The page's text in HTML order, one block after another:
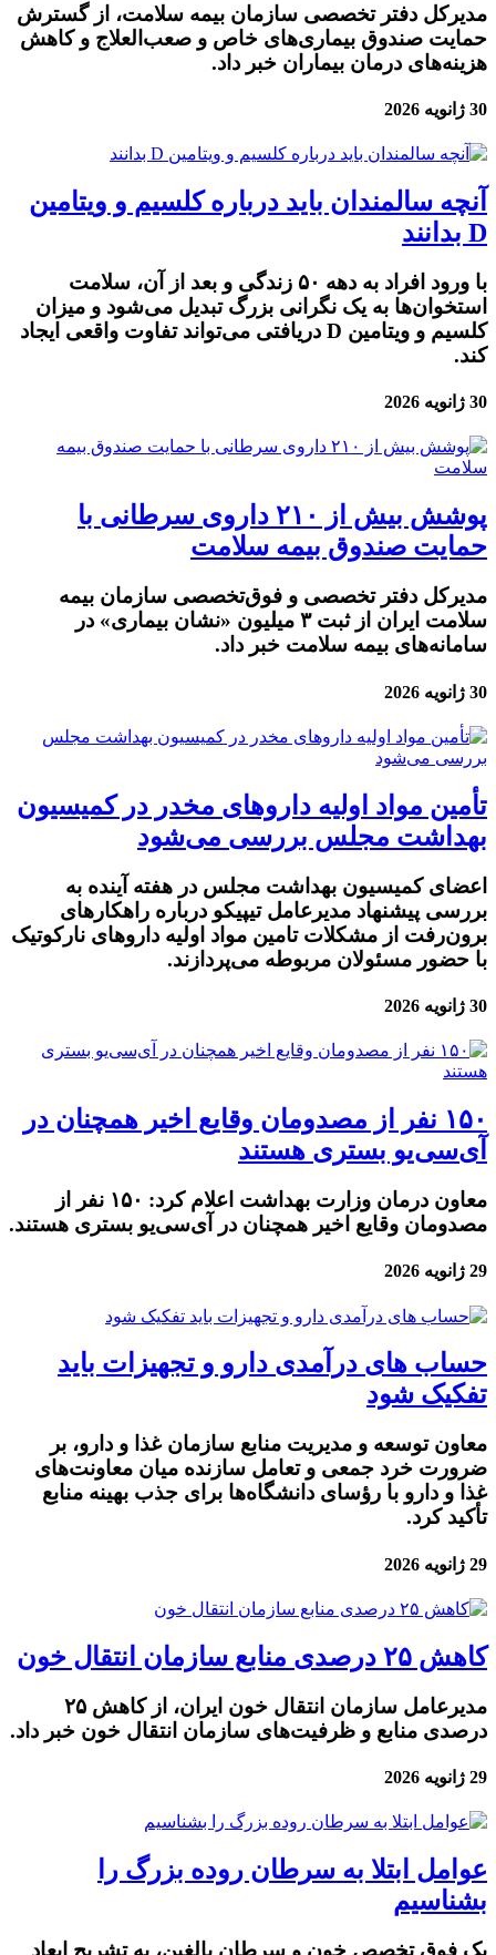
مدیرکل دفتر تخصصی سازمان بیمه سلامت، از گسترش
حمایت صندوق بیماری‌های خاص و صعب‌العلاج و کاهش
هزینه‌های درمان بیماران خبر داد.
30 ژانویه 2026
آنچه سالمندان باید درباره کلسیم و ویتامین
D بدانند
با ورود افراد به دهه ۵۰ زندگی و بعد از آن، سلامت
استخوان‌ها به یک نگرانی بزرگ تبدیل می‌شود و میزان
کلسیم و ویتامین D دریافتی می‌تواند تفاوت واقعی ایجاد
کند.
30 ژانویه 2026
پوشش بیش از ۲۱۰ داروی سرطانی با
حمایت صندوق بیمه سلامت
مدیرکل دفتر تخصصی و فوق‌تخصصی سازمان بیمه
سلامت ایران از ثبت ۳ میلیون «نشان بیماری» در
سامانه‌های بیمه سلامت خبر داد.
30 ژانویه 2026
تأمین مواد اولیه داروهای مخدر در کمیسیون
بهداشت مجلس بررسی می‌شود
اعضای کمیسیون بهداشت مجلس در هفته آینده به
بررسی پیشنهاد مدیرعامل تیپیکو درباره راهکارهای
برون‌رفت از مشکلات تامین مواد اولیه داروهای نارکوتیک
با حضور مسئولان مربوطه می‌پردازند.
30 ژانویه 2026
۱۵۰ نفر از مصدومان وقایع اخیر همچنان در
آی‌سی‌یو بستری هستند
معاون درمان وزارت بهداشت اعلام کرد: ۱۵۰ نفر از
مصدومان وقایع اخیر همچنان در آی‌سی‌یو بستری هستند.
29 ژانویه 2026
حساب های درآمدی دارو و تجهیزات باید
تفکیک شود
معاون توسعه و مدیریت منابع سازمان غذا و دارو، بر
ضرورت خرد جمعی و تعامل سازنده میان معاونت‌های
غذا و دارو با رؤسای دانشگاه‌ها برای جذب بهینه منابع
تأکید کرد.
29 ژانویه 2026
کاهش ۲۵ درصدی منابع سازمان انتقال خون
مدیرعامل سازمان انتقال خون ایران، از کاهش ۲۵
درصدی منابع و ظرفیت‌های سازمان انتقال خون خبر داد.
29 ژانویه 2026
عوامل ابتلا به سرطان روده بزرگ را
بشناسیم
یک فوق تخصص خون و سرطان بالغین، به تشریح ابعاد